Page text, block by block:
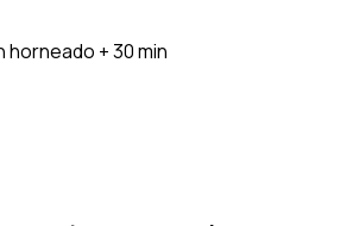
horneado + 30 min